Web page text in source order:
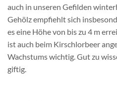
auch in unseren Gefilden
Gehölz empfiehlt sich
es eine Höhe von bis zu 4 m
ist auch beim Kirschlorbeer
Wachstums wichtig. Gut zu
giftig.